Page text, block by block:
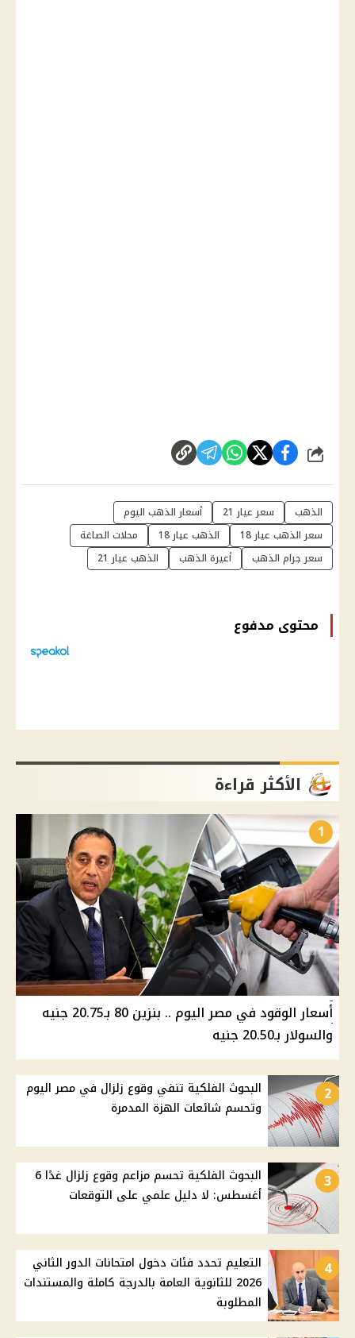
شارك
الذهب سعر عيار 21
أسعار الذهب اليوم
سعر الذهب عيار 18
الذهب عيار 18
محلات الصاغة
سعر جرام الذهب
أعيرة الذهب الذهب عيار 21
محتوى مدفوع
الأكثر قراءة
1
أسعار الوقود في مصر اليوم .. بنزين 80 بـ20.75 جنيه
والسولار بـ20.50 جنيه
2
البحوث الفلكية تنفي وقوع زلزال في مصر اليوم
وتحسم شائعات الهزة المدمرة
3
البحوث الفلكية تحسم مزاعم وقوع زلزال غدًا 6
أغسطس: لا دليل علمي على التوقعات
4
التعليم تحدد فئات دخول امتحانات الدور الثاني
2026 للثانوية العامة بالدرجة كاملة والمستندات
المطلوبة